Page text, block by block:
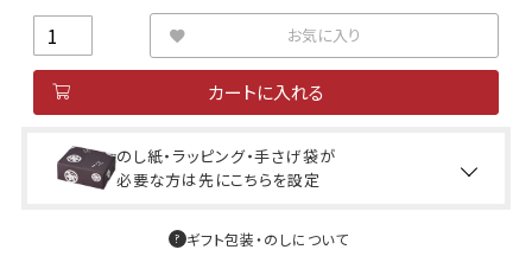
お気に入り
カートに入れる
のし紙・ラッピング・手さげ袋が
必要な方は先にこちらを設定
ギフト包装・のしについて